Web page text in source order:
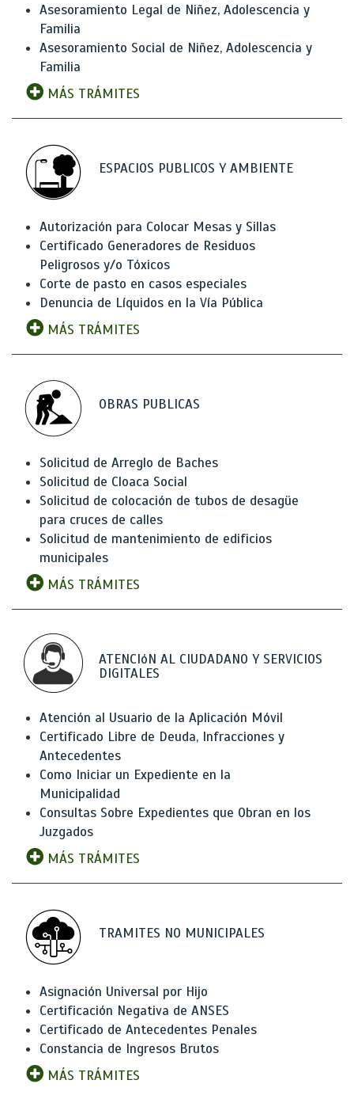
Asesoramiento Legal de Niñez, Adolescencia y
Familia
Asesoramiento Social de Niñez, Adolescencia y
Familia
MÁS TRÁMITES
ESPACIOS PUBLICOS Y AMBIENTE
Autorización para Colocar Mesas y Sillas
Certificado Generadores de Residuos
Peligrosos y/o Tóxicos
Corte de pasto en casos especiales
Denuncia de Líquidos en la Vía Pública
MÁS TRÁMITES
OBRAS PUBLICAS
Solicitud de Arreglo de Baches
Solicitud de Cloaca Social
Solicitud de colocación de tubos de desagüe
para cruces de calles
Solicitud de mantenimiento de edificios
municipales
MÁS TRÁMITES
ATENCIóN AL CIUDADANO Y SERVICIOS
DIGITALES
Atención al Usuario de la Aplicación Móvil
Certificado Libre de Deuda, Infracciones y
Antecedentes
Como Iniciar un Expediente en la
Municipalidad
Consultas Sobre Expedientes que Obran en los
Juzgados
MÁS TRÁMITES
TRAMITES NO MUNICIPALES
Asignación Universal por Hijo
Certificación Negativa de ANSES
Certificado de Antecedentes Penales
Constancia de Ingresos Brutos
MÁS TRÁMITES